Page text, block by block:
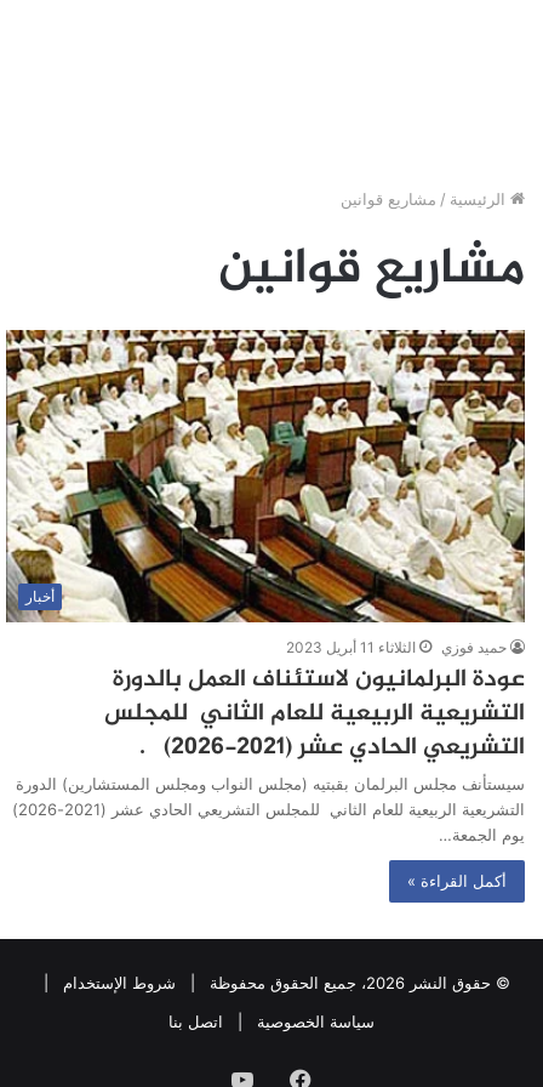
الرئيسية / مشاريع قوانين
مشاريع قوانين
أخبار
حميد فوزي الثلاثاء 11 أبريل 2023
عودة البرلمانيون لاستئناف العمل بالدورة
التشريعية الربيعية للعام الثاني للمجلس
التشريعي الحادي عشر (2021-2026) .
سيستأنف مجلس البرلمان بقبتيه (مجلس النواب ومجلس المستشارين) الدورة
التشريعية الربيعية للعام الثاني للمجلس التشريعي الحادي عشر (2021-2026)
يوم الجمعة…
أكمل القراءة »
© حقوق النشر 2026، جميع الحقوق محفوظة | شروط الإستخدام
سياسة الخصوصية
اتصل بنا
فيسبوكيوتيوب